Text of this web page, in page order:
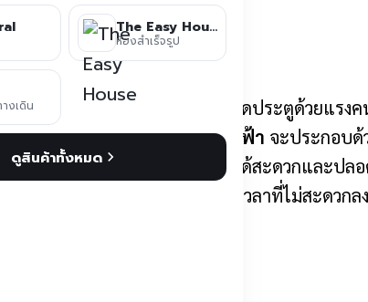
The Easy House
ห้องสำเร็จรูป
งเดิน
ดูสินค้าทั้งหมด
ยควบคุมการทำงาน แทนการเปิดประตูด้วยแรง
ดตั้ง โดยทั่วไปประตูรั้วบ้านไฟฟ้า จะประกอบด้
ตบีม เพื่อช่วยให้ประตูทำงานได้สะดวกและปล
เฉพาะเวลาฝนตก กลางคืนหรือเวลาที่ไม่สะดวกล